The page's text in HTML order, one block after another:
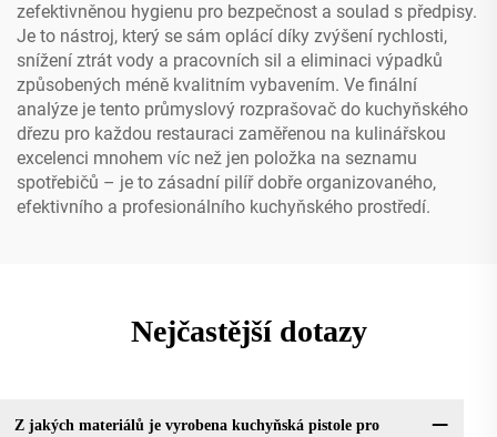
zefektivněnou hygienu pro bezpečnost a soulad s předpisy.
Je to nástroj, který se sám oplácí díky zvýšení rychlosti,
snížení ztrát vody a pracovních sil a eliminaci výpadků
způsobených méně kvalitním vybavením. Ve finální
analýze je tento průmyslový rozprašovač do kuchyňského
dřezu pro každou restauraci zaměřenou na kulinářskou
excelenci mnohem víc než jen položka na seznamu
spotřebičů – je to zásadní pilíř dobře organizovaného,
efektivního a profesionálního kuchyňského prostředí.
Nejčastější dotazy
Z jakých materiálů je vyrobena kuchyňská pistole pro